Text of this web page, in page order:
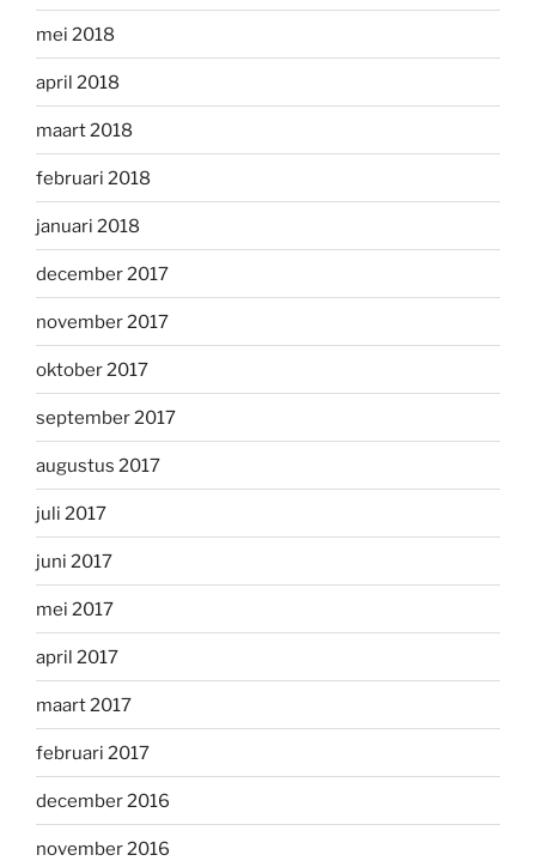
mei 2018
april 2018
maart 2018
februari 2018
januari 2018
december 2017
november 2017
oktober 2017
september 2017
augustus 2017
juli 2017
juni 2017
mei 2017
april 2017
maart 2017
februari 2017
december 2016
november 2016